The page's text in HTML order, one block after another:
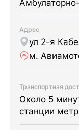
Адрес
ул 2-я
м.
Транспортная
Около 5
станции